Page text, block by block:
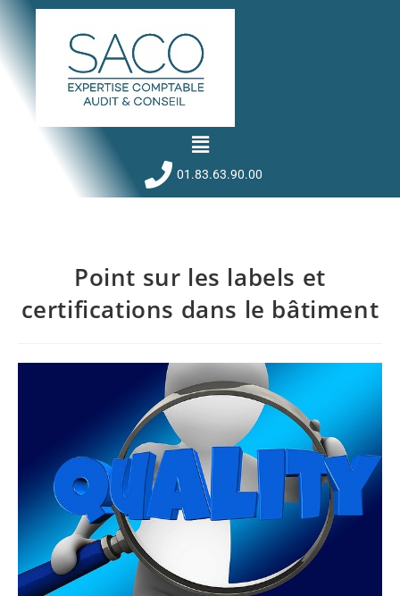
01.83.63.90.00
Point sur les labels et
certifications dans le bâtiment